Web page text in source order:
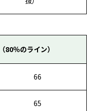
％のライン）
66
65